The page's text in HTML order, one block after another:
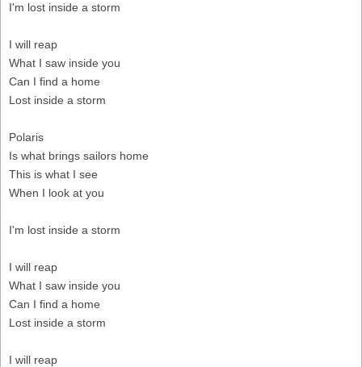
I'm lost inside a storm
I will reap
What I saw inside you
Can I find a home
Lost inside a storm
Polaris
Is what brings sailors home
This is what I see
When I look at you
I'm lost inside a storm
I will reap
What I saw inside you
Can I find a home
Lost inside a storm
I will reap